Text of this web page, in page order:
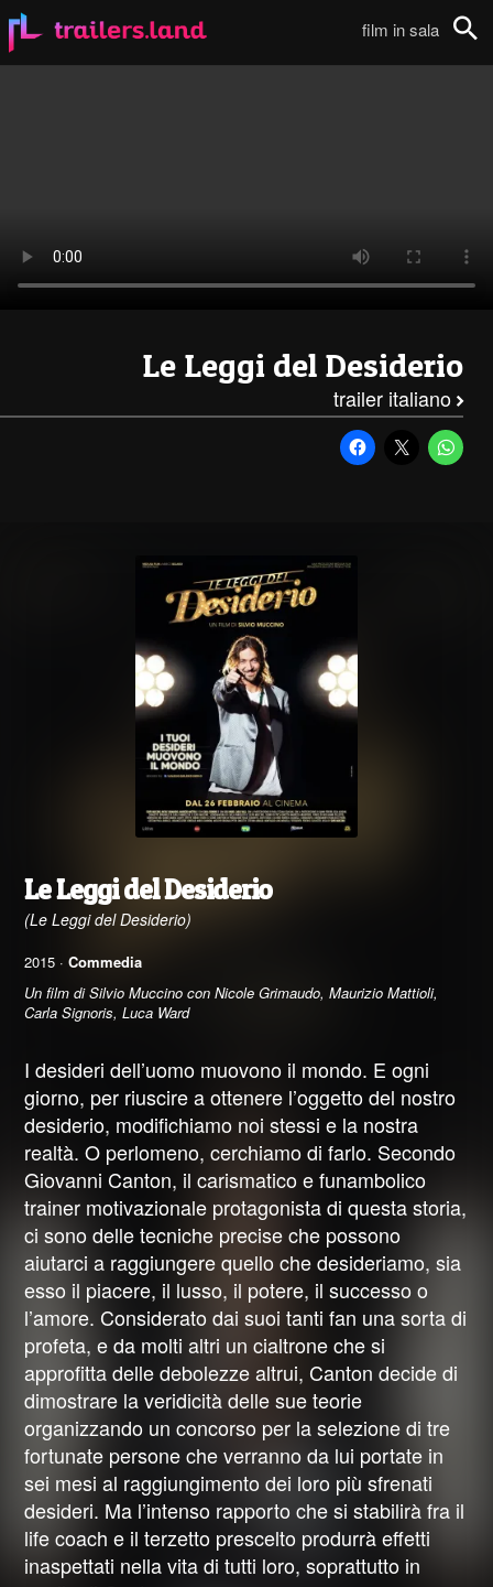
film in sala
Le Leggi del Desiderio
trailer italiano
Le Leggi del Desiderio
(Le Leggi del Desiderio)
2015 · Commedia
Un film di Silvio Muccino con Nicole Grimaudo, Maurizio Mattioli,
Carla Signoris, Luca Ward
I desideri dell’uomo muovono il mondo. E ogni
giorno, per riuscire a ottenere l’oggetto del nostro
desiderio, modifichiamo noi stessi e la nostra
realtà. O perlomeno, cerchiamo di farlo. Secondo
Giovanni Canton, il carismatico e funambolico
trainer motivazionale protagonista di questa storia,
ci sono delle tecniche precise che possono
aiutarci a raggiungere quello che desideriamo, sia
esso il piacere, il lusso, il potere, il successo o
l’amore. Considerato dai suoi tanti fan una sorta di
profeta, e da molti altri un cialtrone che si
approfitta delle debolezze altrui, Canton decide di
dimostrare la veridicità delle sue teorie
organizzando un concorso per la selezione di tre
fortunate persone che verranno da lui portate in
sei mesi al raggiungimento dei loro più sfrenati
desideri. Ma l’intenso rapporto che si stabilirà fra il
life coach e il terzetto prescelto produrrà effetti
inaspettati nella vita di tutti loro, soprattutto in